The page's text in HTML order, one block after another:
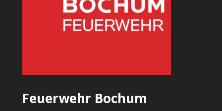
Feuerwehr Bochum